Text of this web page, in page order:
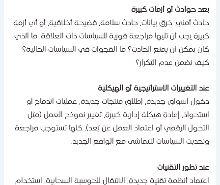
حوادث أو أزمات كبيرة
أمني، خرق بيانات، حادث سلامة، فضيحة أخلاقية، أو أي أزمة
يجب أن تليها مراجعة فورية للسياسات ذات العلاقة. ما الذي
يمكن أن يمنع الحادث؟ ما الفجوات في السياسات الحالية؟
نضمن عدم التكرار؟
التغييرات الاستراتيجية أو الهيكلية
أسواق جديدة، إطلاق منتجات جديدة، عمليات اندماج أو
إعادة هيكلة إدارية كبيرة، تغيير نموذج العمل (مثل
الرقمي أو اعتماد العمل عن بُعد)، كلها تستوجب مراجعة
السياسات لتتماشى مع الواقع الجديد.
تطور التقنيات
أنظمة تقنية جديدة، الانتقال للحوسبة السحابية، استخدام